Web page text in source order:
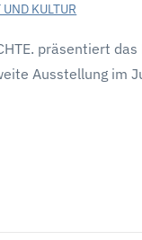
KULTUR
präsentiert
Ausstellung im